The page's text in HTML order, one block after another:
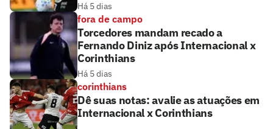
Há 5 dias
fora de campo
Torcedores mandam recado a
Fernando Diniz após Internacional x
Corinthians
Há 5 dias
corinthians
Dê suas notas: avalie as atuações em
Internacional x Corinthians